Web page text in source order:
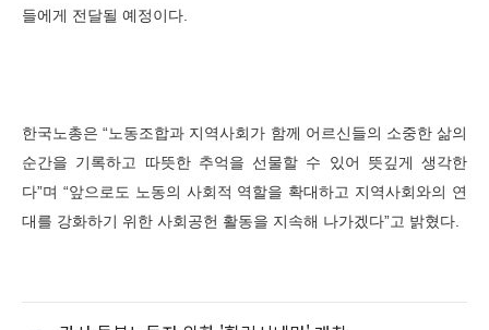
들에게 전달될 예정이다.
한국노총은 “노동조합과 지역사회가 함께 어르신들의 소중한 삶의
순간을 기록하고 따뜻한 추억을 선물할 수 있어 뜻깊게 생각한
다”며 “앞으로도 노동의 사회적 역할을 확대하고 지역사회와의 연
대를 강화하기 위한 사회공헌 활동을 지속해 나가겠다”고 밝혔다.